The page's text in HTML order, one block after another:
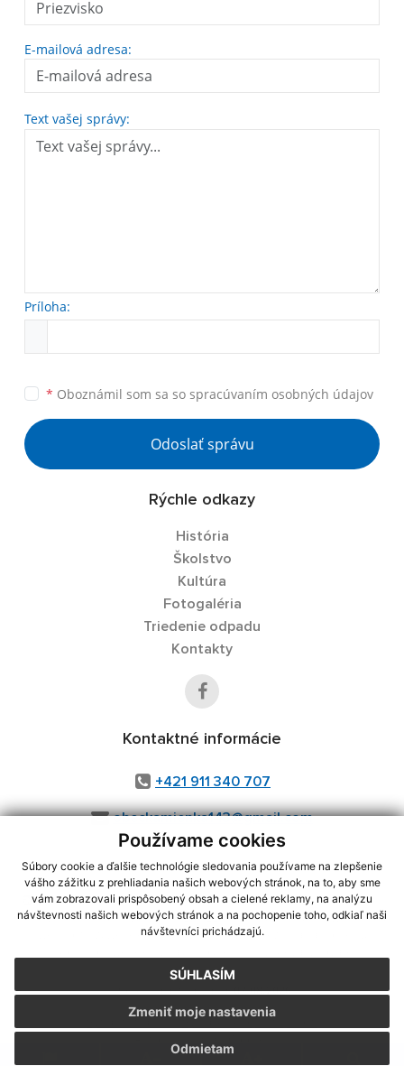
Používame cookies
Súbory cookie a ďalšie technológie sledovania používame na zlepšenie
vášho zážitku z prehliadania našich webových stránok, na to, aby sme
vám zobrazovali prispôsobený obsah a cielené reklamy, na analýzu
návštevnosti našich webových stránok a na pochopenie toho, odkiaľ naši
návštevníci prichádzajú.
SÚHLASÍM
Odmietam
Zmeniť moje nastavenia
E-mailová adresa:
Text vašej správy:
Príloha:
* Oboznámil som sa so spracúvaním osobných údajov
Odoslať správu
Rýchle odkazy
História
Školstvo
Kultúra
Fotogaléria
Triedenie odpadu
Kontakty
Kontaktné informácie
+421 911 340 707
obeckamienka143@gmail.com
využite možnosť získavania aktuálnych informácií s využitím RSS
CMS systém (redakčný) systém ECHELON 2,Mapa stránok,web portál
webex.digital, s.r.o.,domény,registrácia domény
Posledná aktualizácia:07.08.2026
Vytlačiť stránku|Vyhlásenie o prístupnosti